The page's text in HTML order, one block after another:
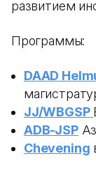
развитием
Программы:
DAAD
JJ/WBGSP
ADB-JSP
Chevening